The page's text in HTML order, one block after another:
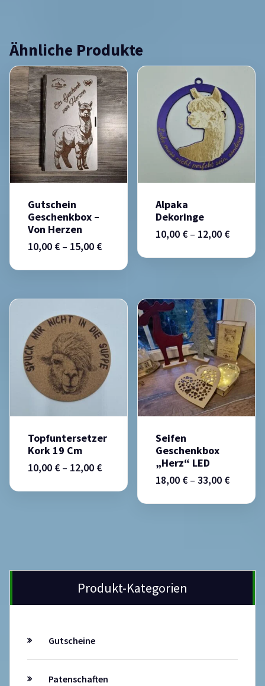
Ähnliche Produkte
Gutschein
Geschenkbox –
Von Herzen
10,00 € – 15,00 €
Alpaka
Dekoringe
10,00 € – 12,00 €
Topfuntersetzer
Kork 19 Cm
10,00 € – 12,00 €
Seifen
Geschenkbox
„Herz“ LED
18,00 € –33,00 €
Produkt-Kategorien
Gutscheine
Patenschaften